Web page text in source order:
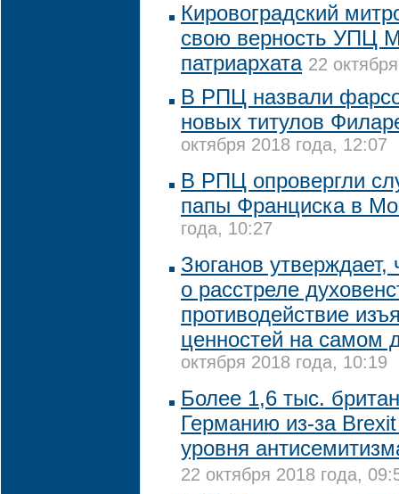
Кировоградский
свою верность УПЦ
патриархата 22
В РПЦ назвали
новых титулов
октября 2018 года, 12:07
В РПЦ опровергли
папы Франциска в
года, 10:27
Зюганов
о расстреле
противодействие
ценностей на самом
октября 2018 года, 10:19
Более 1,6 тыс.
Германию из-за
уровня
22 октября 2018 года,